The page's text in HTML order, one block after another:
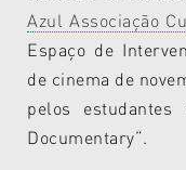
Azul Associação
Espaço de
de cinema de
pelos
Documentary”.